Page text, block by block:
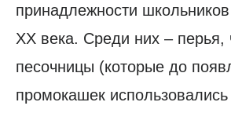
принадлежности
XX века. Среди них – перья,
песочницы (которые до
промокашек